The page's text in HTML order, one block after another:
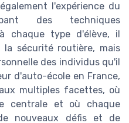
l'expérience du
des techniques
chaque type d'élève, il
sécurité routière, mais
des individus qu'il
d'auto-école en France,
multiples facettes, où
centrale et où chaque
nouveaux défis et de